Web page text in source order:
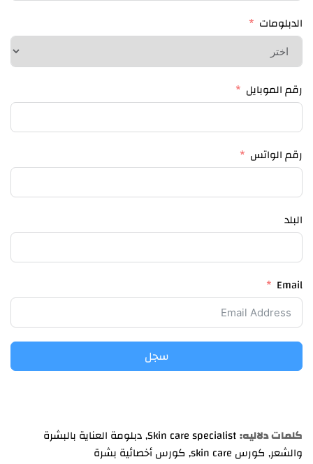
الدبلومات
رقم الموبايل
رقم الواتس
البلد
Email
سجل
كلمات دلاليه:Skin care specialist
,دبلومة العناية بالبشرة
والشعر, كورس skin care , كورس أخصائية بشرة